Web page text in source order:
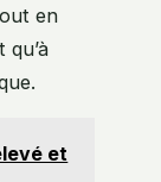
en
et